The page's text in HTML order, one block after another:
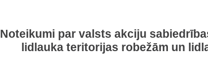
Noteikumi par valsts akciju
lidlauka teritorijas robežām un